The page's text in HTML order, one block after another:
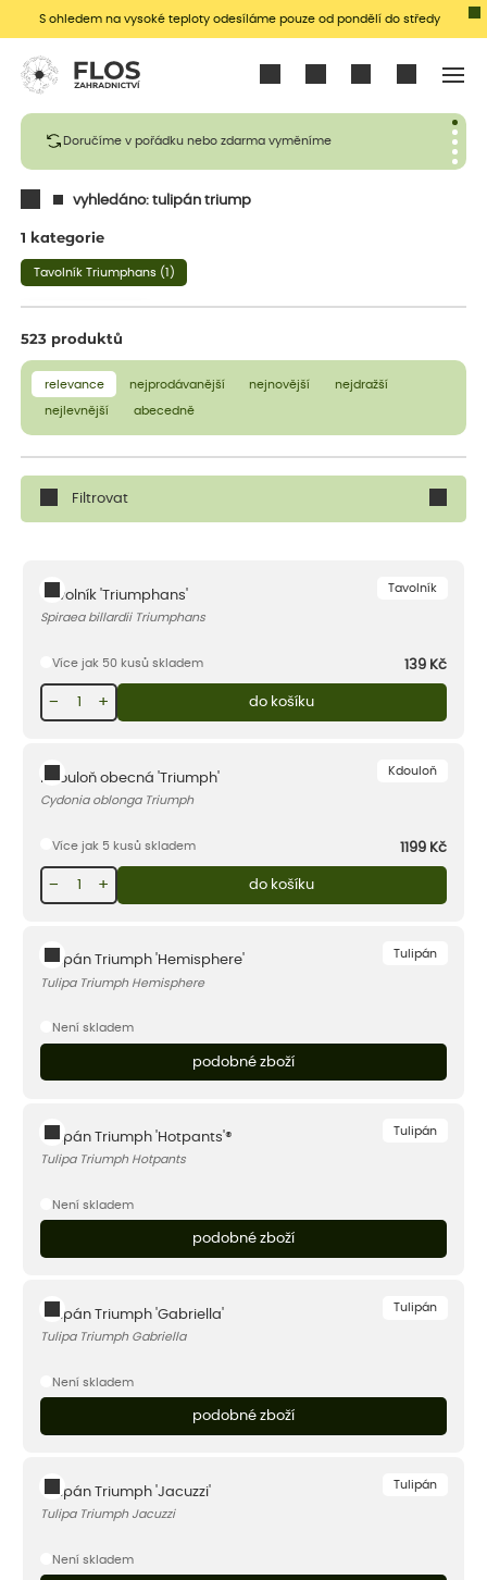
S ohledem na vysoké teploty odesíláme pouze od pondělí do středy
Doručíme v pořádku nebo zdarma vyměníme
vyhledáno: tulipán triump
1 kategorie
Tavolník Triumphans (1)
523 produktů
relevance nejprodávanější nejnovější nejdražší
nejlevnější abecedně
Filtrovat
Tavolník
Tavolník 'Triumphans'
Spiraea billardii Triumphans
Více jak 50 kusů skladem 139 Kč
+
− do košíku
Kdouloň
Kdouloň obecná 'Triumph'
Cydonia oblonga Triumph
Více jak 5 kusů skladem 1199 Kč
+
− do košíku
Tulipán
Tulipán Triumph 'Hemisphere'
Tulipa Triumph Hemisphere
Není skladem
podobné zboží
Tulipán
Tulipán Triumph 'Hotpants'®
Tulipa Triumph Hotpants
Není skladem
podobné zboží
Tulipán
Tulipán Triumph 'Gabriella'
Tulipa Triumph Gabriella
Není skladem
podobné zboží
Tulipán
Tulipán Triumph 'Jacuzzi'
Tulipa Triumph Jacuzzi
Není skladem